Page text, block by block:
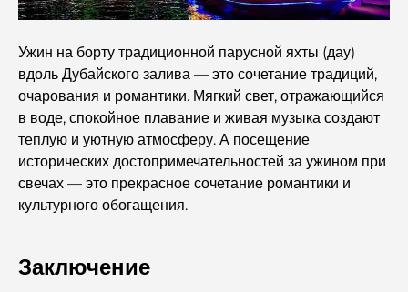
Знаменитые здания Дубая: архитектурные чудеса
Лучшие школы Дубая для экспатов: полное
руководство для родителей
Здравоохранение мирового класса: лучшие больницы
в Абу-Даби
Что такое эджари в ОАЭ? Полное руководство для
Международные банки в Дубае: ваш полный
Ужин на борту традиционной парусной яхты (дау)
вдоль Дубайского залива — это сочетание традиций,
очарования и романтики. Мягкий свет, отражающийся
в воде, спокойное плавание и живая музыка создают
теплую и уютную атмосферу. А посещение
исторических достопримечательностей за ужином при
свечах — это прекрасное сочетание романтики и
культурного обогащения.
Заключение